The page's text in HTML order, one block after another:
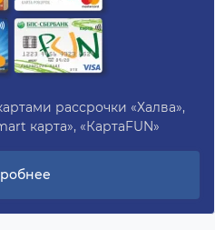
рассрочки «Халва»,
карта», «КартаFUN»